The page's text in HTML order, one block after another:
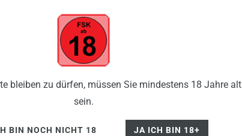
bleiben zu dürfen, müssen Sie mindestens 18 Jahre alt
sein.
BIN NOCH NICHT 18 JA ICH BIN 18+